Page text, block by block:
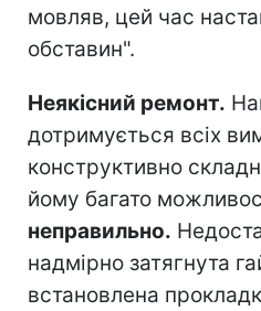
мовляв, цей час
обставин".
Неякісний ремонт.
дотримується всіх
конструктивно
йому багато
неправильно.
надмірно затягнута
встановлена